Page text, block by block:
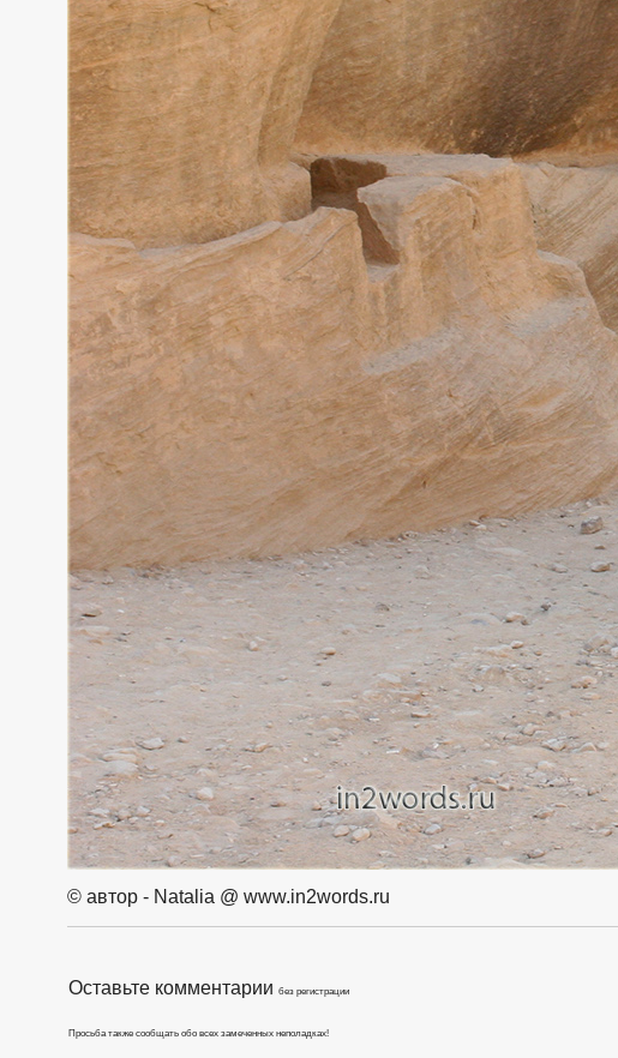
© автор - Natalia @ www.in2words.ru
Оставьте комментарии без регистрации
Просьба также сообщать обо всех замеченных неполадках!